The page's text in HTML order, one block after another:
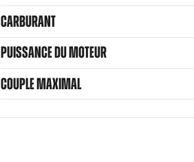
CARBURANT
PUISSANCE DU MOTEUR
COUPLE MAXIMAL